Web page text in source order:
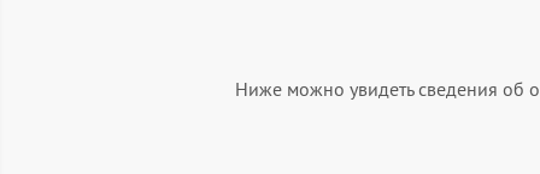
Ниже можно увидеть сведения об